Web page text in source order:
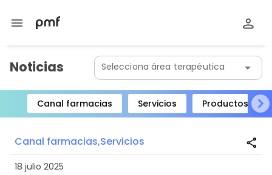
menu
Noticias Selecciona área terapéutica arrow_drop_down
Canal farmacias Servicios
Productos
Item
of
8
Canal farmacias,Servicios share
18 julio 2025